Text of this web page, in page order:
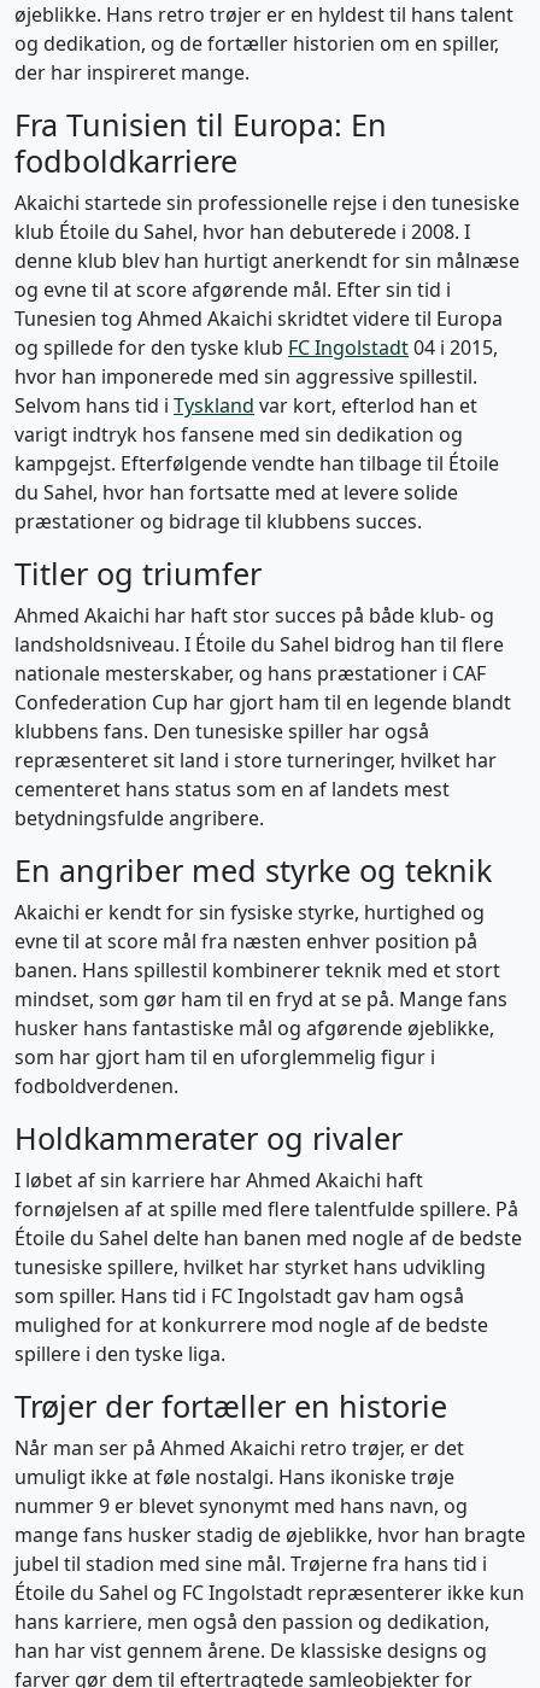
øjeblikke. Hans retro trøjer er en hyldest til hans talent
og dedikation, og de fortæller historien om en spiller,
der har inspireret mange.
Fra Tunisien til Europa: En
fodboldkarriere
Akaichi startede sin professionelle rejse i den tunesiske
klub Étoile du Sahel, hvor han debuterede i 2008. I
denne klub blev han hurtigt anerkendt for sin målnæse
og evne til at score afgørende mål. Efter sin tid i
Tunesien tog Ahmed Akaichi skridtet videre til Europa
og spillede for den tyske klub FC Ingolstadt04 i 2015,
hvor han imponerede med sin aggressive spillestil.
Selvom hans tid i Tyskland var kort, efterlod han et
varigt indtryk hos fansene med sin dedikation og
kampgejst. Efterfølgende vendte han tilbage til Étoile
du Sahel, hvor han fortsatte med at levere solide
præstationer og bidrage til klubbens succes.
Titler og triumfer
Ahmed Akaichi har haft stor succes på både klub- og
landsholdsniveau. I Étoile du Sahel bidrog han til flere
nationale mesterskaber, og hans præstationer i CAF
Confederation Cup har gjort ham til en legende blandt
klubbens fans. Den tunesiske spiller har også
repræsenteret sit land i store turneringer, hvilket har
cementeret hans status som en af landets mest
betydningsfulde angribere.
En angriber med styrke og teknik
Akaichi er kendt for sin fysiske styrke, hurtighed og
evne til at score mål fra næsten enhver position på
banen. Hans spillestil kombinerer teknik med et stort
mindset, som gør ham til en fryd at se på. Mange fans
husker hans fantastiske mål og afgørende øjeblikke,
som har gjort ham til en uforglemmelig figur i
fodboldverdenen.
Holdkammerater og rivaler
I løbet af sin karriere har Ahmed Akaichi haft
fornøjelsen af at spille med flere talentfulde spillere. På
Étoile du Sahel delte han banen med nogle af de bedste
tunesiske spillere, hvilket har styrket hans udvikling
som spiller. Hans tid i FC Ingolstadt gav ham også
mulighed for at konkurrere mod nogle af de bedste
spillere i den tyske liga.
Trøjer der fortæller en historie
Når man ser på Ahmed Akaichi retro trøjer, er det
umuligt ikke at føle nostalgi. Hans ikoniske trøje
nummer 9 er blevet synonymt med hans navn, og
mange fans husker stadig de øjeblikke, hvor han bragte
jubel til stadion med sine mål. Trøjerne fra hans tid i
Étoile du Sahel og FC Ingolstadt repræsenterer ikke kun
hans karriere, men også den passion og dedikation,
han har vist gennem årene. De klassiske designs og
farver gør dem til eftertragtede samleobjekter for